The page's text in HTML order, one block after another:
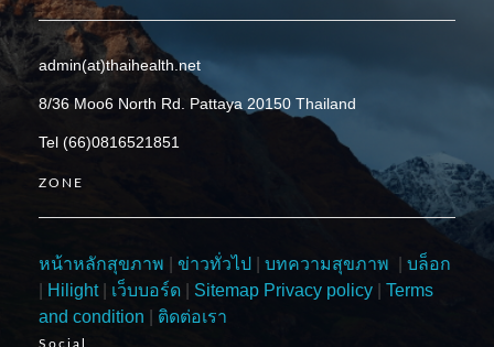
admin(at)thaihealth.net
8/36 Moo6 North Rd. Pattaya 20150 Thailand
Tel (66)0816521851
ZONE
หน้าหลักสุขภาพ ข่าวทั่วไป บทความสุขภาพ
บล็อก
Hilight| เว็บบอร์ด Sitemap Privacy policy
Terms
and condition
ติดต่อเรา
Social